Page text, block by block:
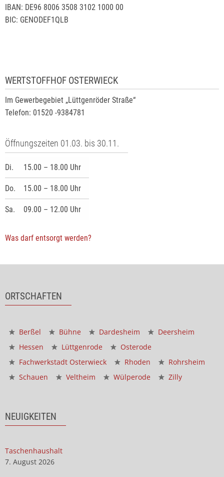
IBAN: DE96 8006 3508 3102 1000 00
BIC: GENODEF1QLB
WERTSTOFFHOF OSTERWIECK
Im Gewerbegebiet „Lüttgenröder Straße“
Telefon: 01520 -9384781
Öffnungszeiten 01.03. bis 30.11.
Di. 15.00 – 18.00 Uhr
Do. 15.00 – 18.00 Uhr
Sa. 09.00 – 12.00 Uhr
Was darf entsorgt werden?
ORTSCHAFTEN
Berßel Bühne Dardesheim
Deersheim
Hessen
Lüttgenrode
Osterode
Fachwerkstadt Osterwieck
Rhoden
Rohrsheim
Schauen
Veltheim Wülperode Zilly
NEUIGKEITEN
Taschenhaushalt
7. August 2026